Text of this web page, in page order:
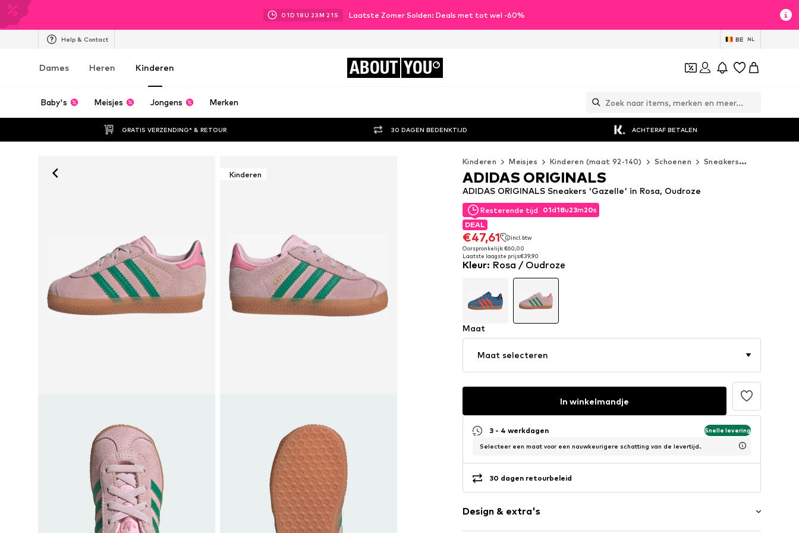
01D 18U 23M 20S Laatste Zomer Solden: Deals met tot wel -60%
Help & Contact BE NL
Dames Heren Kinderen ABOUT YOU
Baby's Meisjes Jongens Merken
GRATIS VERZENDING* & RETOUR 30 DAGEN BEDENKTIJD ACHTERAF BETALEN
Kinderen
Kinderen Meisjes Kinderen (maat 92-140) Schoenen Sneakers
Resterende tijd 01d18u23m19s
DEAL
€47,61
incl. btw
Oorspronkelijk: €60,00
Laatste laagste prijs:€39,90
Resterende tijd 01d18u23m19s
DEAL
€47,61
incl. btw
Oorspronkelijk: €60,00
Laatste laagste prijs:€39,90
ADIDAS ORIGINALS Sneakers 'Gazelle' in Rosa, Oudroze
ADIDAS ORIGINALS
Kleur: Rosa / Oudroze
Maat
Maat selecteren
In winkelmandje
3 - 4 werkdagen Snelle levering
Selecteer een maat voor een nauwkeurigere schatting van de levertijd.
30 dagen retourbeleid
Design & extra's